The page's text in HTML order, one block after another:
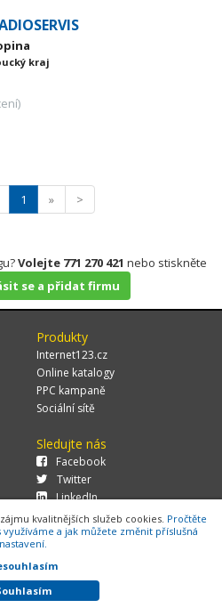
kraj
1 » >
Volejte 771 270 421 nebo stiskněte
se a přidat firmu
Produkty
Internet123.cz
Online katalogy
PPC kampaně
Sociální sítě
Sledujte nás
Facebook
Twitter
LinkedIn
Potokem 46/4, 106 00 Praha 10, tel.:
verze 1.29.0.143,
Cookies
kvalitnějších služeb cookies. Pročtěte
a jak můžete změnit příslušná
nastavení.